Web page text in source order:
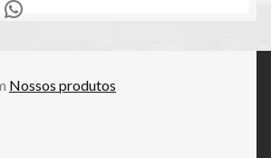
WhatsApp
Nossos produtos